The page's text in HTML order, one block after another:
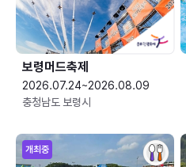
보령머드축제
2026.07.24~2026.08.09
충청남도 보령시
개최중